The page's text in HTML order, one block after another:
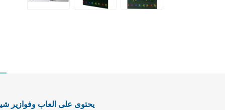
يحتوى على العاب وفوازير